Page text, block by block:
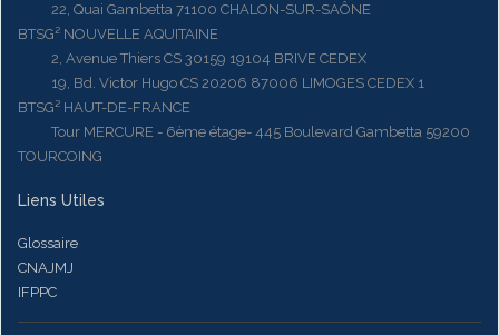
22, Quai Gambetta 71100 CHALON-SUR-SAÔNE
BTSG² NOUVELLE AQUITAINE
2, Avenue Thiers CS 30159 19104 BRIVE CEDEX
19, Bd. Victor Hugo CS 20206 87006 LIMOGES CEDEX 1
BTSG² HAUT-DE-FRANCE
Tour MERCURE - 6ème étage- 445 Boulevard Gambetta 59200
TOURCOING
Liens Utiles
Glossaire
CNAJMJ
IFPPC